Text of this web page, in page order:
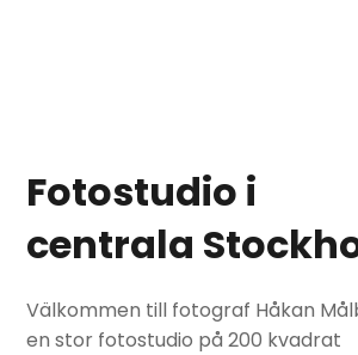
Fotostudio i
centrala
Välkommen till fotograf Håkan
en stor fotostudio på 200 kvadrat